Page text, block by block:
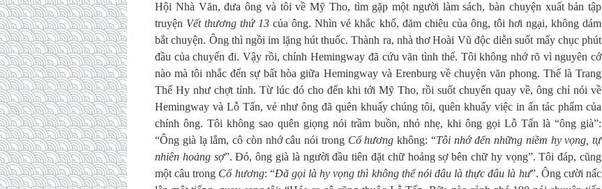
Hội Nhà Văn, đưa ông và tôi về Mỹ Tho, tìm gặp một người làm sách, bàn chuyện xuất bản tập
truyện Vết thương thứ 13 của ông. Nhìn vẻ khắc khổ, đăm chiêu của ông, tôi hơi ngại, không dám
bắt chuyện. Ông thì ngồi im lặng hút thuốc. Thành ra, nhà thơ Hoài Vũ độc diễn suốt mấy chục phút
đầu của chuyến đi. Vậy rồi, chính Hemingway đã cứu vãn tình thế. Tôi không nhớ rõ vì nguyên cớ
nào mà tôi nhắc đến sự bất hòa giữa Hemingway và Erenburg về chuyện văn phong. Thế là Trang
Thế Hy như chợt tỉnh. Từ lúc đó cho đến khi tới Mỹ Tho, rồi suốt chuyến quay về, ông chỉ nói về
Hemingway và Lỗ Tấn, vẻ như ông đã quên khuấy chúng tôi, quên khuấy việc in ấn tác phẩm của
chính ông. Tôi không sao quên giọng nói trầm buồn, nhỏ nhẹ, khi ông gọi Lỗ Tấn là “ông già”:
“Ông già lạ lắm, cô còn nhớ câu nói trong Cố hương không: “Tôi nhớ đến những niềm hy vọng, tự
nhiên hoảng sợ”. Đó, ông già là người đầu tiên đặt chữ hoảng sợ bên chữ hy vọng”. Tôi đáp, cũng
một câu trong Cố hương: “Đã gọi là hy vọng thì không thể nói đâu là thực đâu là hư”. Ông cười nấc